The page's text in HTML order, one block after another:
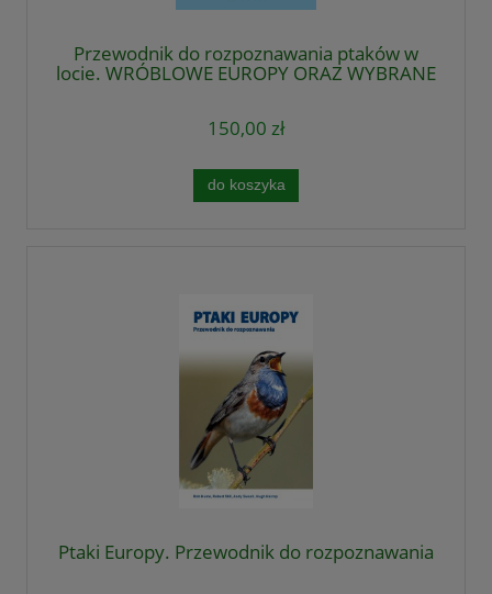
Przewodnik do rozpoznawania ptaków w
locie. WRÓBLOWE EUROPY ORAZ WYBRANE
150,00 zł
do koszyka
Ptaki Europy. Przewodnik do rozpoznawania